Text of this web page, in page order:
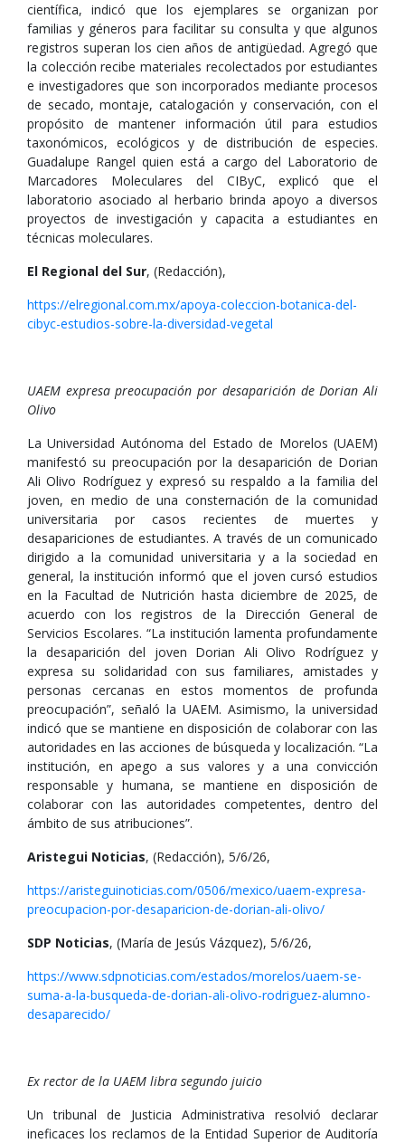
científica, indicó que los ejemplares se organizan por
familias y géneros para facilitar su consulta y que algunos
registros superan los cien años de antigüedad. Agregó que
la colección recibe materiales recolectados por estudiantes
e investigadores que son incorporados mediante procesos
de secado, montaje, catalogación y conservación, con el
propósito de mantener información útil para estudios
taxonómicos, ecológicos y de distribución de especies.
Guadalupe Rangel quien está a cargo del Laboratorio de
Marcadores Moleculares del CIByC, explicó que el
laboratorio asociado al herbario brinda apoyo a diversos
proyectos de investigación y capacita a estudiantes en
técnicas moleculares.
El Regional del Sur, (Redacción),
https://elregional.com.mx/apoya-coleccion-botanica-del-
cibyc-estudios-sobre-la-diversidad-vegetal
UAEM expresa preocupación por desaparición de Dorian Ali
Olivo
La Universidad Autónoma del Estado de Morelos (UAEM)
manifestó su preocupación por la desaparición de Dorian
Ali Olivo Rodríguez y expresó su respaldo a la familia del
joven, en medio de una consternación de la comunidad
universitaria por casos recientes de muertes y
desapariciones de estudiantes. A través de un comunicado
dirigido a la comunidad universitaria y a la sociedad en
general, la institución informó que el joven cursó estudios
en la Facultad de Nutrición hasta diciembre de 2025, de
acuerdo con los registros de la Dirección General de
Servicios Escolares. “La institución lamenta profundamente
la desaparición del joven Dorian Ali Olivo Rodríguez y
expresa su solidaridad con sus familiares, amistades y
personas cercanas en estos momentos de profunda
preocupación”, señaló la UAEM. Asimismo, la universidad
indicó que se mantiene en disposición de colaborar con las
autoridades en las acciones de búsqueda y localización. “La
institución, en apego a sus valores y a una convicción
responsable y humana, se mantiene en disposición de
colaborar con las autoridades competentes, dentro del
ámbito de sus atribuciones”.
Aristegui Noticias, (Redacción), 5/6/26,
https://aristeguinoticias.com/0506/mexico/uaem-expresa-
preocupacion-por-desaparicion-de-dorian-ali-olivo/
SDP Noticias, (María de Jesús Vázquez), 5/6/26,
https://www.sdpnoticias.com/estados/morelos/uaem-se-
suma-a-la-busqueda-de-dorian-ali-olivo-rodriguez-alumno-
desaparecido/
Ex rector de la UAEM libra segundo juicio
Un tribunal de Justicia Administrativa resolvió declarar
ineficaces los reclamos de la Entidad Superior de Auditoría